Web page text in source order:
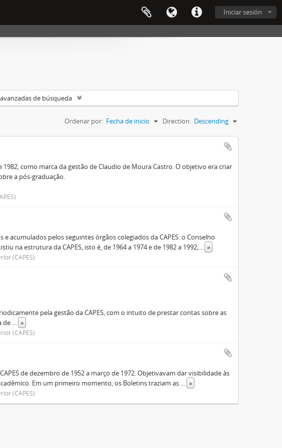
Iniciar sesión
de búsqueda
Ordenar por: Fecha de inicio Direction: Descending
como marca da gestão de Claudio de Moura Castro. O objetivo era criar
a pós-graduação.
pelos seguintes órgãos colegiados da CAPES: o Conselho
na estrutura da CAPES, isto é, de 1964 a 1974 e de 1982 a 1992;... »
(CAPES)
pela gestão da CAPES, com o intuito de prestar contas sobre as
de ... »
(CAPES)
de dezembro de 1952 a março de 1972. Objetivavam dar visibilidade às
Em um primeiro momento, os Boletins traziam as ... »
(CAPES)